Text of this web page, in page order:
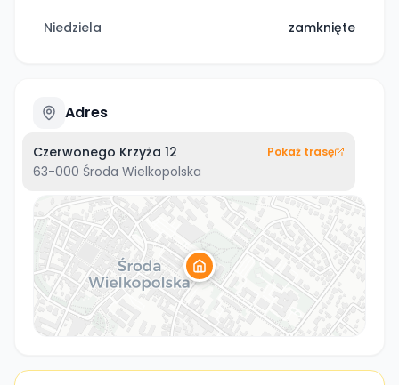
Niedziela zamknięte
Adres
Czerwonego Krzyża 12
63-000 Środa Wielkopolska
Pokaż trasę